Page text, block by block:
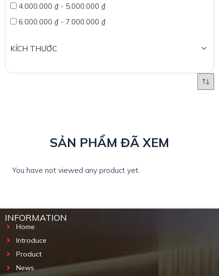
4.000.000 ₫ - 5.000.000 ₫
6.000.000 ₫ - 7.000.000 ₫
KÍCH THƯỚC
SẢN PHẨM ĐÃ XEM
You have not viewed any product yet.
INFORMATION
Home
Introduce
Product
News